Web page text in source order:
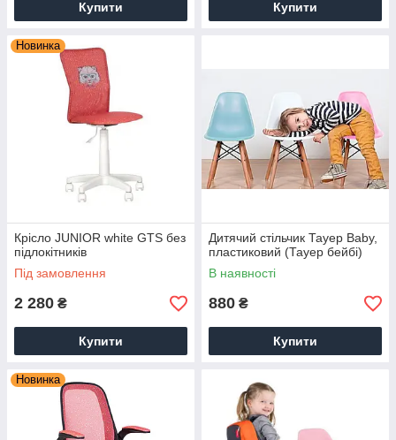
Купити Купити
Новинка
Крісло JUNIOR white GTS без
підлокітників
Під замовлення
2 280 ₴
Купити
Дитячий стільчик Тауер Вaby,
пластиковий (Тауер бейбі)
В наявності
880 ₴
Купити
Новинка